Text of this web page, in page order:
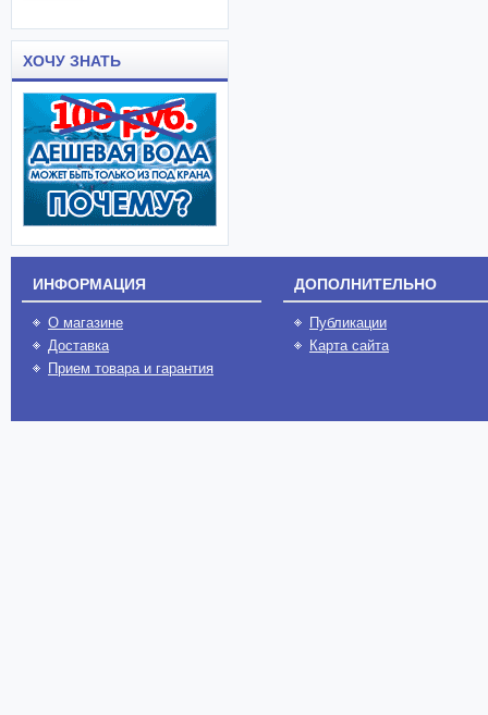
ХОЧУ ЗНАТЬ
ИНФОРМАЦИЯ
О магазине
Доставка
Прием товара и гарантия
ДОПОЛНИТЕЛЬНО
Публикации
Карта сайта